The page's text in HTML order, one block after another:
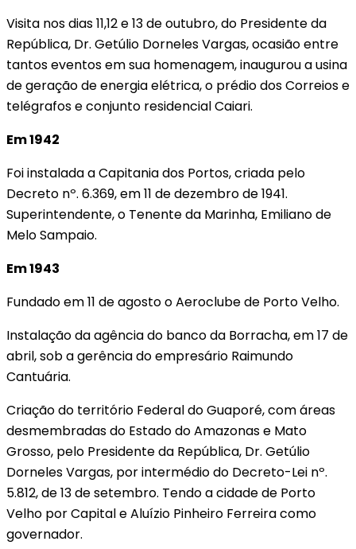
Visita nos dias 11,12 e 13 de outubro, do Presidente da
República, Dr. Getúlio Dorneles Vargas, ocasião entre
tantos eventos em sua homenagem, inaugurou a usina
de geração de energia elétrica, o prédio dos Correios e
telégrafos e conjunto residencial Caiari.
Em 1942
Foi instalada a Capitania dos Portos, criada pelo
Decreto nº. 6.369, em 11 de dezembro de 1941.
Superintendente, o Tenente da Marinha, Emiliano de
Melo Sampaio.
Em 1943
Fundado em 11 de agosto o Aeroclube de Porto Velho.
Instalação da agência do banco da Borracha, em 17 de
abril, sob a gerência do empresário Raimundo
Cantuária.
Criação do território Federal do Guaporé, com áreas
desmembradas do Estado do Amazonas e Mato
Grosso, pelo Presidente da República, Dr. Getúlio
Dorneles Vargas, por intermédio do Decreto-Lei nº.
5.812, de 13 de setembro. Tendo a cidade de Porto
Velho por Capital e Aluízio Pinheiro Ferreira como
governador.